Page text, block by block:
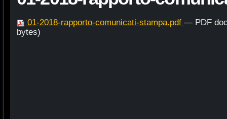
01-2018-rapporto-comunicati-stampa.pdf — PDF
bytes)